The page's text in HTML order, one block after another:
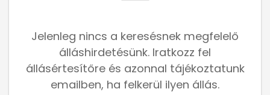
Jelenleg nincs a keresésnek megfelelő
álláshirdetésünk. Iratkozz fel
állásértesítőre és azonnal tájékoztatunk
emailben, ha felkerül ilyen állás.